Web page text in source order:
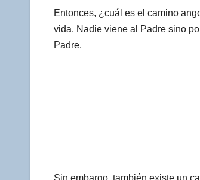
Entonces, ¿cuál es el camino
vida. Nadie viene al Padre sino
Padre.